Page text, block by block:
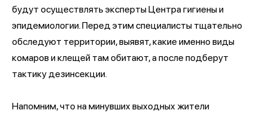
будут осуществлять эксперты Центра гигиены и
эпидемиологии. Перед этим специалисты тщательно
обследуют территории, выявят, какие именно виды
комаров и клещей там обитают, а после подберут
тактику дезинсекции.
Напомним, что на минувших выходных жители